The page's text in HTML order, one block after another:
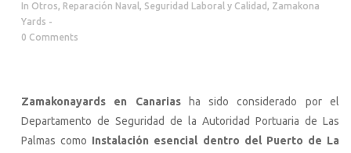
In Otros, Reparación Naval, Seguridad Laboral y Calidad , Zamakona
Yards
0 Comments
Zamakonayards en Canariasha sido considerado por el
Departamento de Seguridad de la Autoridad Portuaria de Las
Palmas como Instalación esencial dentro del Puerto de La